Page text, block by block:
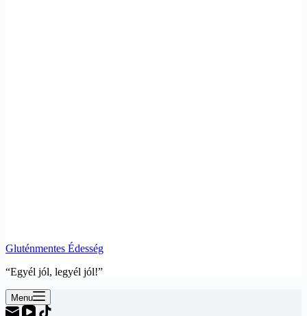
Gluténmentes Édesség
“Egyél jól, legyél jól!”
Menu